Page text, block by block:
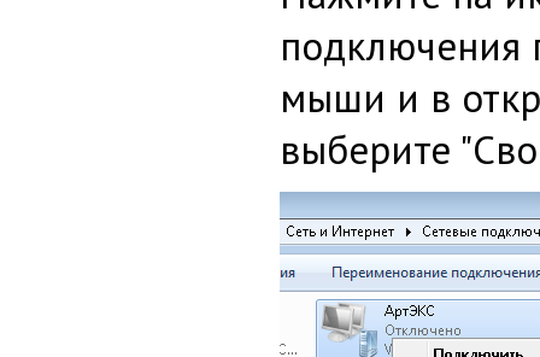
подключения
мыши и в
выберите